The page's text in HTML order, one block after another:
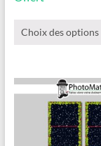
Choix des options